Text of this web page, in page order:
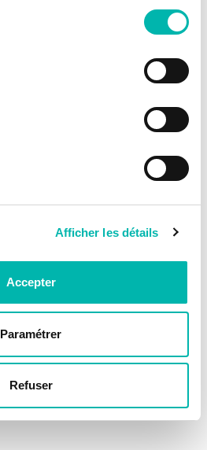
Afficher les détails
Accepter
Paramétrer
Refuser